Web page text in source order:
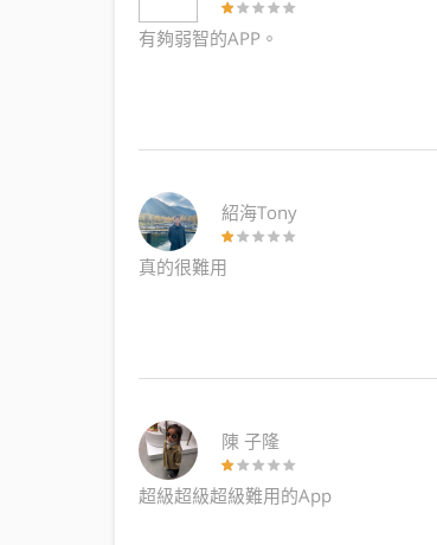
有夠弱智的APP。
紹海Tony
真的很難用
陳 子隆
超級超級超級難用的App